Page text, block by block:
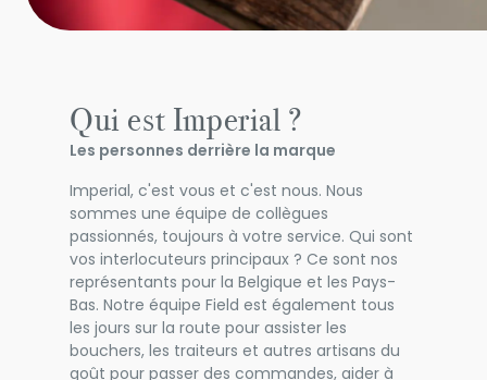
Qui est Imperial ?
Les personnes derrière la marque
Imperial, c'est vous et c'est nous. Nous
sommes une équipe de collègues
passionnés, toujours à votre service. Qui sont
vos interlocuteurs principaux ? Ce sont nos
représentants pour la Belgique et les Pays-
Bas. Notre équipe Field est également tous
les jours sur la route pour assister les
bouchers, les traiteurs et autres artisans du
goût pour passer des commandes, aider à